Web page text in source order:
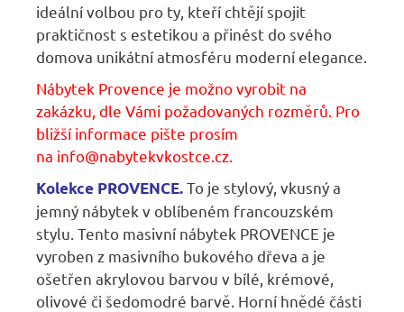
ideální volbou pro ty, kteří chtějí spojit
praktičnost s estetikou a přinést do svého
domova unikátní atmosféru moderní elegance.
Nábytek Provence je možno vyrobit na
zakázku, dle Vámi požadovaných rozměrů. Pro
bližší informace pište prosím
na info@nabytekvkostce.cz.
Kolekce PROVENCE.To je stylový, vkusný a
jemný nábytek v oblíbeném francouzském
stylu. Tento masivní nábytek PROVENCE je
vyroben z masivního bukového dřeva a je
ošetřen akrylovou barvou v bílé, krémové,
olivové či šedomodré barvě. Horní hnědé části